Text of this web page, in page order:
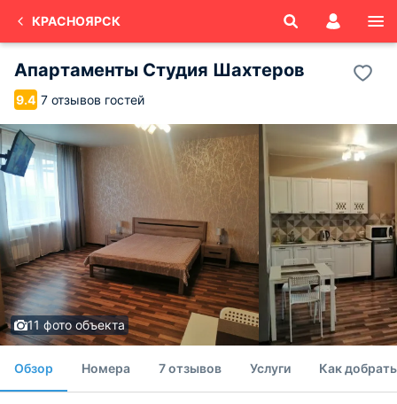
КРАСНОЯРСК
Апартаменты Студия Шахтеров
9.4 7 отзывов гостей
11 фото объекта
Обзор Номера 7 отзывов Услуги Как